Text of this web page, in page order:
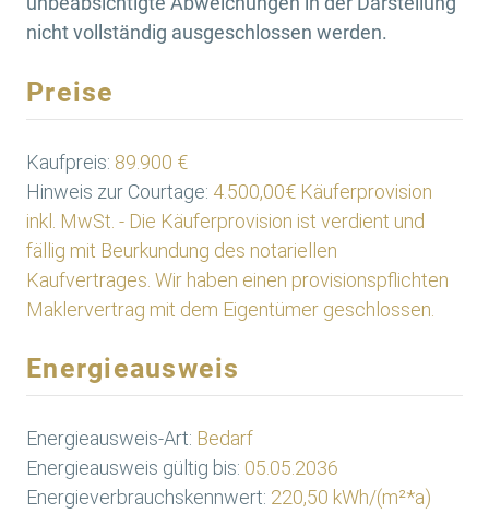
nicht vollständig ausgeschlossen werden.
Preise
Kaufpreis: 89.900 €
Hinweis zur Courtage: 4.500,00€ Käuferprovision
inkl. MwSt. - Die Käuferprovision ist verdient und
fällig mit Beurkundung des notariellen
Kaufvertrages. Wir haben einen provisionspflichten
Maklervertrag mit dem Eigentümer geschlossen.
Energieausweis
Energieausweis-Art: Bedarf
Energieausweis gültig bis: 05.05.2036
Energieverbrauchskennwert: 220,50 kWh/(m²*a)